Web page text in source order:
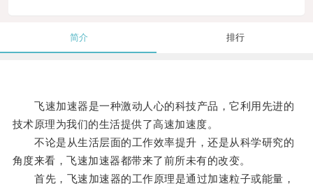
简介 排行
飞速加速器是一种激动人心的科技产品，它利用先进的
技术原理为我们的生活提供了高速加速度。
不论是从生活层面的工作效率提升，还是从科学研究的
角度来看，飞速加速器都带来了前所未有的改变。
首先，飞速加速器的工作原理是通过加速粒子或能量，